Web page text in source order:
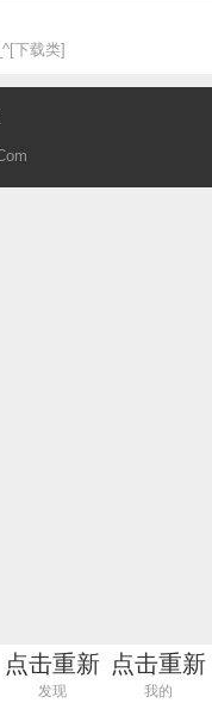
下载类]
点击重新
加载
发现
点击重新
加载
我的